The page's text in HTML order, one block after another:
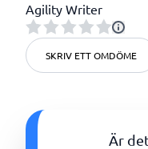
Agility Writer
SKRIV ETT OMDÖME
Är